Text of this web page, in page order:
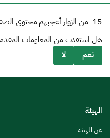
15 من الزوار أعجبهم محتوى
هل استفدت من المعلومات
نعم
لا
الهيئة
عن الهيئة